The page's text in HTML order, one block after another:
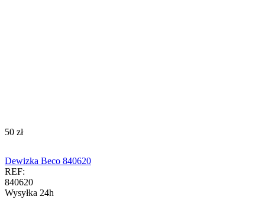
‍50‍ zł
Dewizka Beco 840620
REF:
840620
Wysyłka 24h